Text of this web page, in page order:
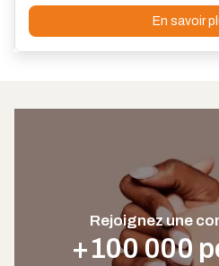
En savoir
Rejoignez une
+100 000